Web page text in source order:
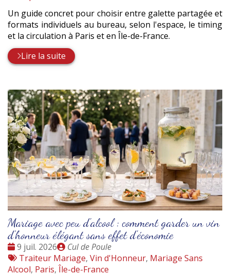
Un guide concret pour choisir entre galette partagée et
formats individuels au bureau, selon l'espace, le timing
et la circulation à Paris et en Île-de-France.
Lire la suite
Mariage avec peu d'alcool : comment garder un vin
d'honneur élégant sans effet d'économie
Date
:
9 juil. 2026
Publié
par
Cul de Poule
Tags
:
Traiteur Mariage, Vin d'Honneur, Mariage Sans
Alcool, Paris, Île-de-France